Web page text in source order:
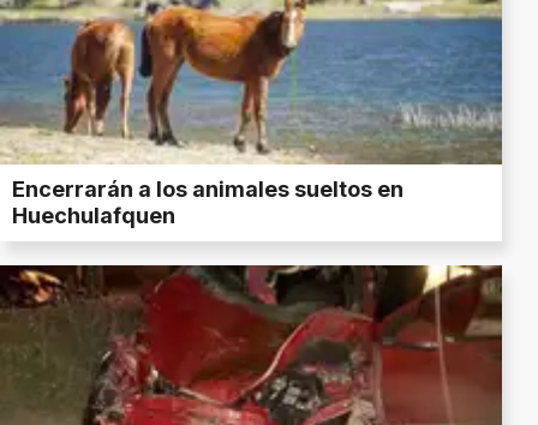
Encerrarán a los animales sueltos en
Huechulafquen